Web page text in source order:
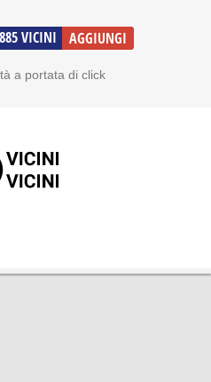
VICINI AGGIUNGI
a portata di click